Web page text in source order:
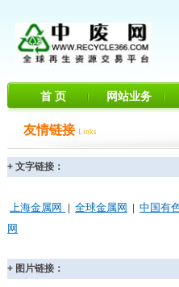
首 页 网站业务
友情链接 Links
+ 文字链接：
上海金属网 全球金属网 中国有
网
+ 图片链接：